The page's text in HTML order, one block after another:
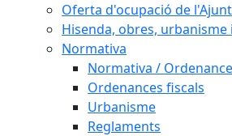
Oferta d'ocupació de
Hisenda, obres,
Normativa
Normativa /
Ordenances fiscals
Urbanisme
Reglaments